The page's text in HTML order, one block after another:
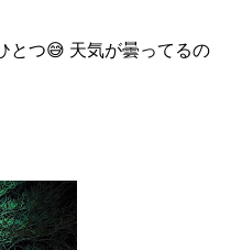
とつ😅 天気が曇ってるの